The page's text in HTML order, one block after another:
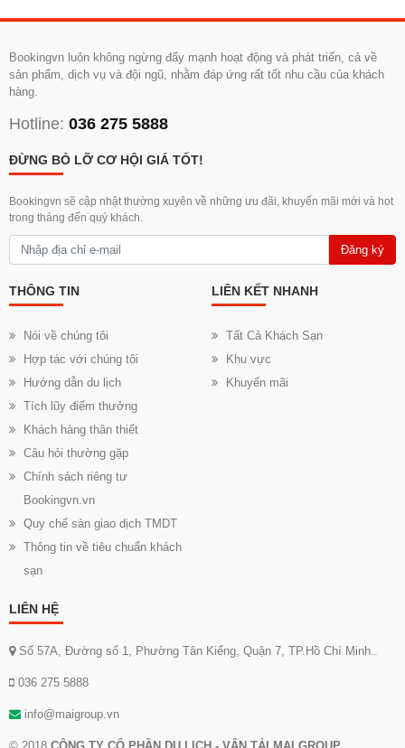
Bookingvn luôn không ngừng đẩy mạnh hoạt động và phát triển, cả về
sản phẩm, dịch vụ và đội ngũ, nhằm đáp ứng rất tốt nhu cầu của khách
hàng.
Hotline: 036 275 5888
ĐỪNG BỎ LỠ CƠ HỘI GIÁ TỐT!
Bookingvn sẽ cập nhật thường xuyên về những ưu đãi, khuyến mãi mới và hot
trong tháng đến quý khách.
Đăng ký
THÔNG TIN
Nói về chúng tôi
Hợp tác với chúng tôi
Hướng dẫn du lịch
Tích lũy điểm thưởng
Khách hàng thân thiết
Câu hỏi thường gặp
Chính sách riêng tư
Bookingvn.vn
Quy chế sàn giao dịch TMDT
Thông tin về tiêu chuẩn khách
sạn
LIÊN KẾT NHANH
Tất Cả Khách Sạn
Khu vực
Khuyến mãi
LIÊN HỆ
Số 57A, Đường số 1, Phường Tân Kiểng, Quận 7, TP.Hồ Chí Minh..
036 275 5888
info@maigroup.vn